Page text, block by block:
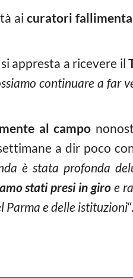
ai curatori
appresta a ricevere il
continuare a far
al campo
a dir poco
è stata profonda
stati presi in giro e
Parma e delle istituzioni“.